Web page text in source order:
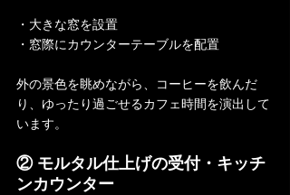
・大きな窓を設置
・窓際にカウンターテーブルを配置
外の景色を眺めながら、コーヒーを飲んだ
り、ゆったり過ごせるカフェ時間を演出して
います。
② モルタル仕上げの受付・キッチ
ンカウンター